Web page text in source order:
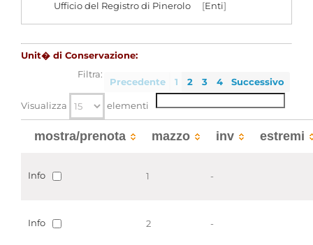
Ufficio del Registro di Pinerolo [Enti]
Ufficio di insinuazione di Pinerolo
Aggregazioni associate al record corrente
Parole chiave
Notai
Uffici di insinuazione e del
registro
Unit� di Conservazione:
Precedente 1 2 3 4 Successivo
Visualizza elementi
Filtra:
mostra/prenota mazzo inv estremi
Info 1 -
Info 2 -